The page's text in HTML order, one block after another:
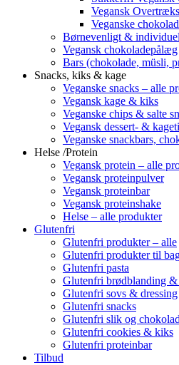
Vegansk
Veganske
Børnevenligt &
Vegansk chokoladepålæg
Bars (chokolade, müsli,
Snacks, kiks & kage
Veganske snacks – alle
Vegansk kage & kiks
Veganske chips & salte
Vegansk dessert- &
Veganske snackbars,
Helse /Protein
Vegansk protein – alle
Vegansk proteinpulver
Vegansk proteinbar
Vegansk proteinshake
Helse – alle produkter
Glutenfri
Glutenfri produkter – alle
Glutenfri produkter til
Glutenfri pasta
Glutenfri brødblanding
Glutenfri sovs & dressing
Glutenfri snacks
Glutenfri slik og
Glutenfri cookies & kiks
Glutenfri proteinbar
Tilbud